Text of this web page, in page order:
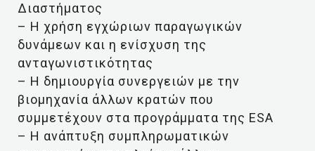
Διαστήματος
– Η χρήση εγχώριων παραγωγικών
δυνάμεων και η ενίσχυση της
ανταγωνιστικότητας
– Η δημιουργία συνεργειών με την
βιομηχανία άλλων κρατών που
συμμετέχουν στα προγράμματα της ESA
– Η ανάπτυξη συμπληρωματικών